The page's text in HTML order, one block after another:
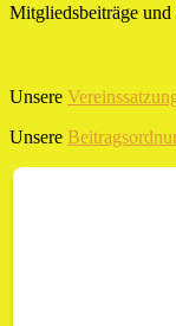
Mitgliedsbeiträge und
Unsere
Unsere